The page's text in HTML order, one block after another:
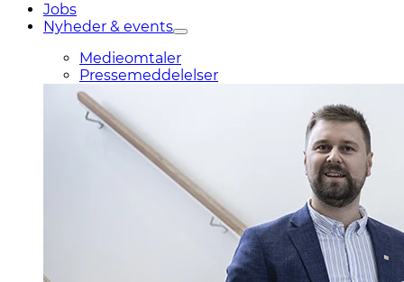
Jobs
Nyheder & events
Medieomtaler
Pressemeddelelser